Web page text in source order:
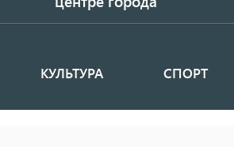
КУЛЬТУРА СПОРТ